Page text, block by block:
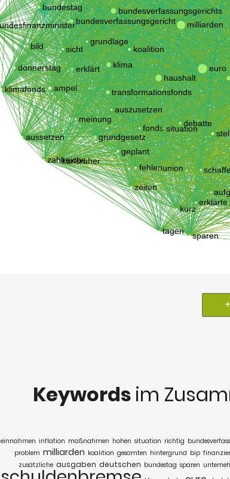
+
Keywords im
einnahmen inflation maßnahmen hohen situation richtig
problem milliarden koalition gesamten hintergrund bip
zusätzliche ausgaben deutschen bundestag sparen